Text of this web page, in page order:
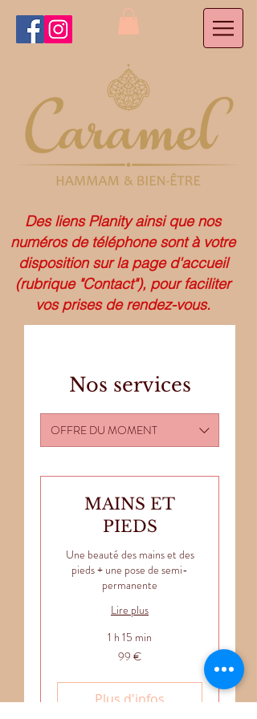
Des liens Planity ainsi que nos
numéros de téléphone sont à votre
disposition sur la page d'accueil
(rubrique "Contact"), pour faciliter
vos prises de rendez-vous.
Nos services
OFFRE DU MOMENT
MAINS ET
PIEDS
Une beauté des mains et des
pieds + une pose de semi-
permanente
Lire plus
1 h 15 min
99 €
Plus d'infos